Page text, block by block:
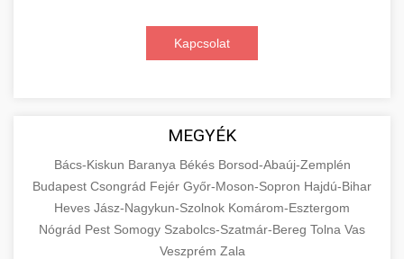
Visit Service Center
Comprehensive online marketing services
including SEO, social media management, and
aimarketingugynokseg.hu
digital agency services
🛴 3. legjobb elektromos roller
Compare top models, features, and prices to
View Top Models e-scooter reviews
🔗 4. prémium linképítés
High-quality backlink acquisition services to
boost your website's authority and search
engine rankings. White-hat techniques only.
📦 5. termékek és
szolgáltatások
+
Kapcsolat
MEGYÉK
Bács-Kiskun Baranya Békés Borsod-Abaúj-Zemplén
Budapest Csongrád Fejér Győr-Moson-Sopron Hajdú-Bihar
Heves Jász-Nagykun-Szolnok Komárom-Esztergom
Nógrád Pest Somogy Szabolcs-Szatmár-Bereg Tolna Vas
Veszprém Zala